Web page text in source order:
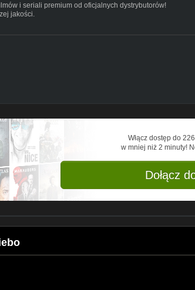
i seriali premium od oficjalnych dystrybutorów!
jakości.
Włącz dostęp do
w mniej niż 2 minuty!
Dołącz